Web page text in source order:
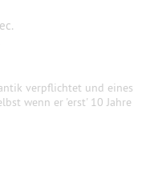
verpflichtet und eines
wenn er 'erst' 10 Jahre